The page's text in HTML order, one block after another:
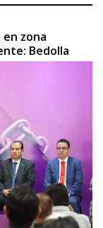
zona
Bedolla